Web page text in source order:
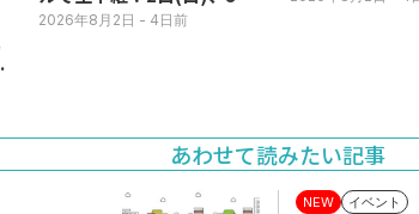
(月)
2026年8月2日 - 4日前
あわせて読みたい記事
NEW イベント